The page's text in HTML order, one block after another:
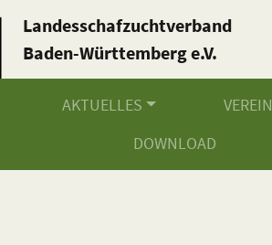
Landesschafzuchtverband
Baden-Württemberg e.V.
AKTUELLES VEREIN
DOWNLOAD